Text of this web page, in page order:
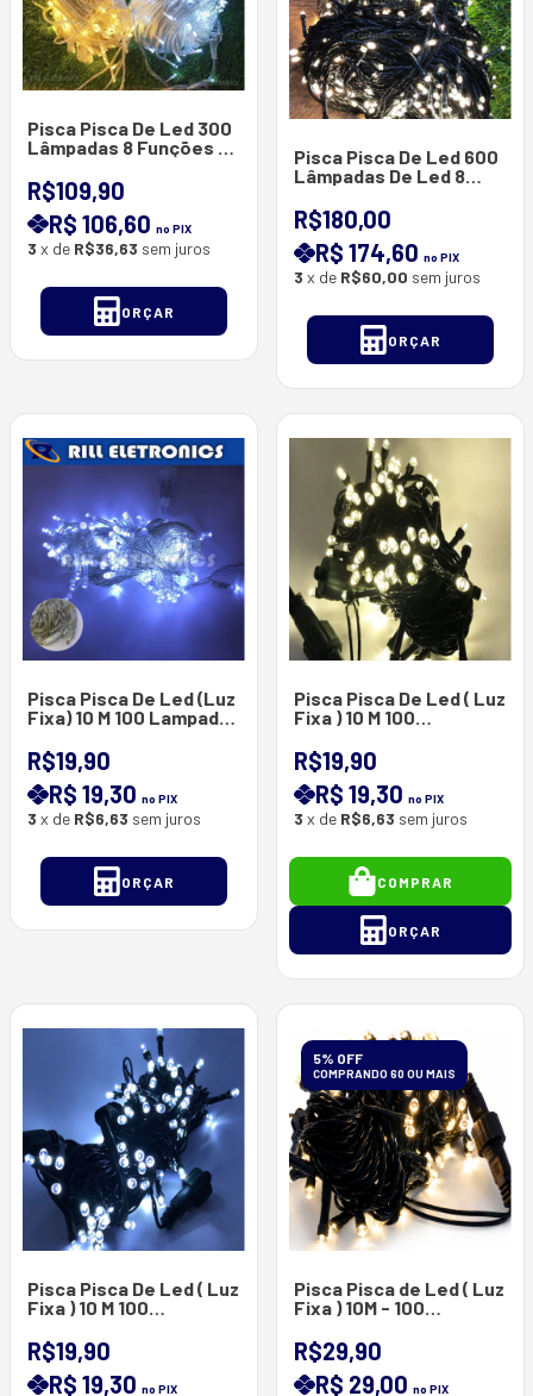
Pisca Pisca De Led 300
Lâmpadas 8 Funções 50
R$109,90
R$ 106,60no PIX
3 x de R$36,63 sem juros
ORÇAR
Pisca Pisca De Led 600
Lâmpadas De Led 8
R$180,00
R$ 174,60no PIX
3 x de R$60,00 sem juros
ORÇAR
Pisca Pisca De Led (Luz
Fixa) 10 M 100 Lampadas
R$19,90
R$ 19,30no PIX
3 x de R$6,63 sem juros
ORÇAR
Pisca Pisca De Led ( Luz
Fixa ) 10 M 100
Verde - Branco Quente
R$19,90
R$ 19,30no PIX
3 x de R$6,63 sem juros
COMPRAR
ORÇAR
Pisca Pisca De Led ( Luz
Fixa ) 10 M 100
Verde ) Branco Frio
R$19,90
R$ 19,30no PIX
5% OFF
COMPRANDO 60 OU MAIS
Pisca Pisca de Led ( Luz
Fixa ) 10M - 100
Verde ) `a Prova d'agua-
220V
R$29,90
R$ 29,00no PIX